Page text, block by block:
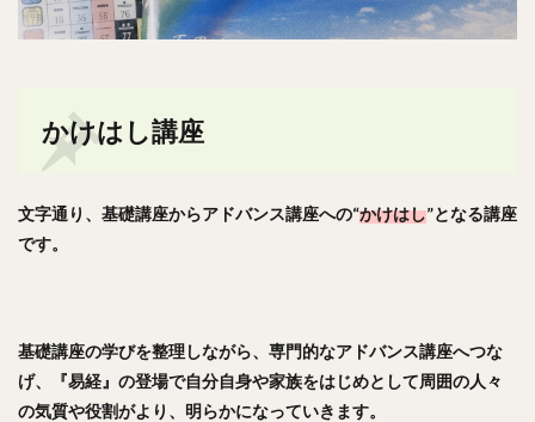
かけはし講座
文字通り、基礎講座からアドバンス講座への“かけはし”となる講座
です。
基礎講座の学びを整理しながら、専門的なアドバンス講座へつな
げ、『易経』の登場で自分自身や家族をはじめとして周囲の人々
の気質や役割がより、明らかになっていきます。